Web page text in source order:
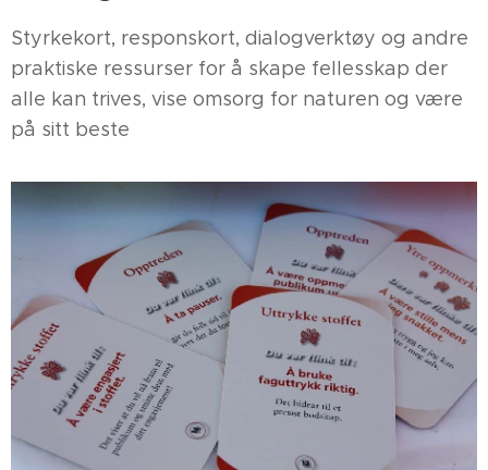
Styrkekort, responskort, dialogverktøy og andre
praktiske ressurser for å skape fellesskap der
alle kan trives, vise omsorg for naturen og være
på sitt beste